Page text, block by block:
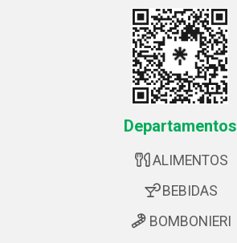
Departamentos
ALIMENTOS
BEBIDAS
BOMBONIERI